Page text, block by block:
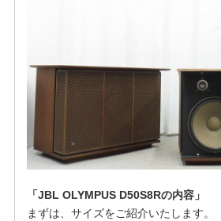
「JBL OLYMPUS D50S8Rの内容」
まずは、サイズをご紹介いたします。